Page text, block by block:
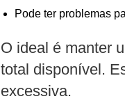
Pode ter problemas
O ideal é manter
total disponível.
excessiva.